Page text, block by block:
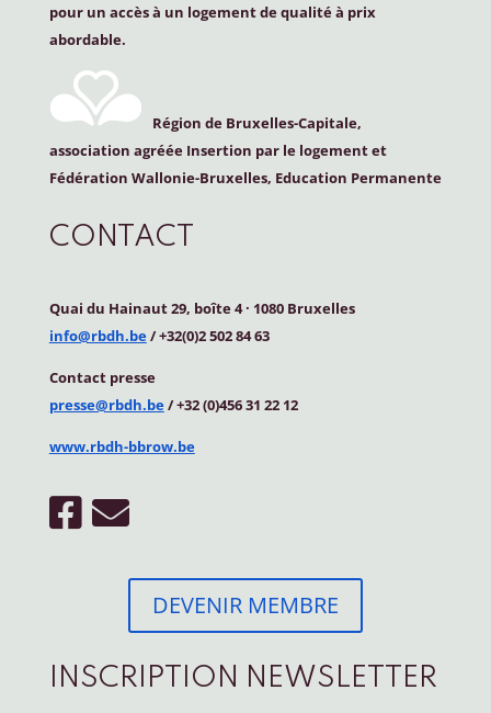
pour un accès à un logement de qualité à prix
abordable.
Région de Bruxelles-Capitale,
association agréée Insertion par le logement et
Fédération Wallonie-Bruxelles, Education Permanente
CONTACT
Quai du Hainaut 29, boîte 4· 1080 Bruxelles
info@rbdh.be/ +32(0)2 502 84 63
Contact presse
presse@rbdh.be/ +32 (0)456 31 22 12
www.rbdh-bbrow.be
DEVENIR MEMBRE
INSCRIPTION NEWSLETTER